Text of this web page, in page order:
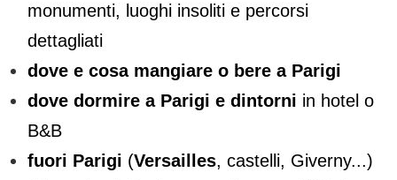
monumenti, luoghi insoliti e percorsi
dettagliati
dove e cosa mangiare o bere a Parigi
dove dormire a Parigi e dintorni in hotel o
B&B
fuori Parigi (Versailles, castelli, Giverny...)